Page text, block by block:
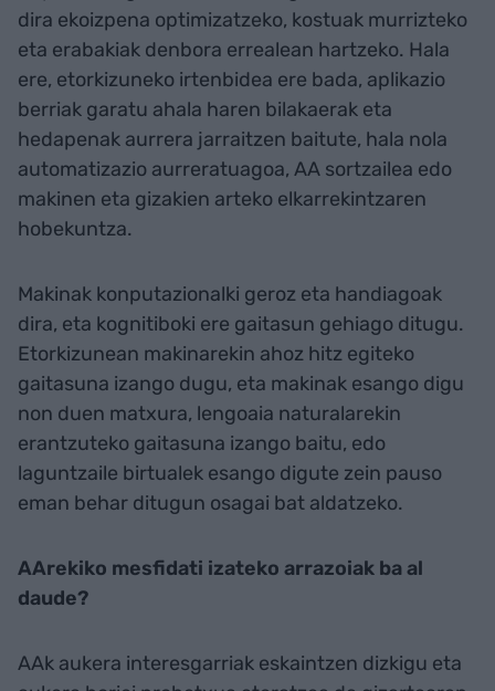
dira ekoizpena optimizatzeko, kostuak murrizteko
eta erabakiak denbora errealean hartzeko. Hala
ere, etorkizuneko irtenbidea ere bada, aplikazio
berriak garatu ahala haren bilakaerak eta
hedapenak aurrera jarraitzen baitute, hala nola
automatizazio aurreratuagoa, AA sortzailea edo
makinen eta gizakien arteko elkarrekintzaren
hobekuntza.
Makinak konputazionalki geroz eta handiagoak
dira, eta kognitiboki ere gaitasun gehiago ditugu.
Etorkizunean makinarekin ahoz hitz egiteko
gaitasuna izango dugu, eta makinak esango digu
non duen matxura, lengoaia naturalarekin
erantzuteko gaitasuna izango baitu, edo
laguntzaile birtualek esango digute zein pauso
eman behar ditugun osagai bat aldatzeko.
AArekiko mesfidati izateko arrazoiak ba al
daude?
AAk aukera interesgarriak eskaintzen dizkigu eta